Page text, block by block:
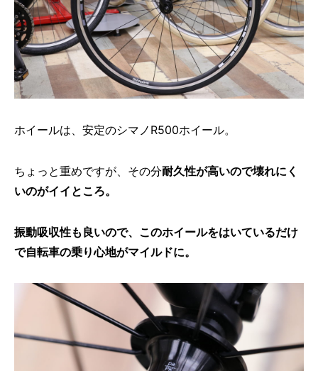
ホイールは、安定のシマノR500ホイール。
ちょっと重めですが、その分耐久性が高いので壊れにく
いのがイイところ。
振動吸収性も良いので、このホイールをはいているだけ
で自転車の乗り心地がマイルドに。